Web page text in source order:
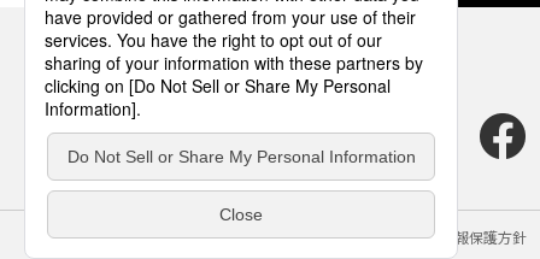
サイトのご利用にあたって クッキーポリシー 個人情報保護方針